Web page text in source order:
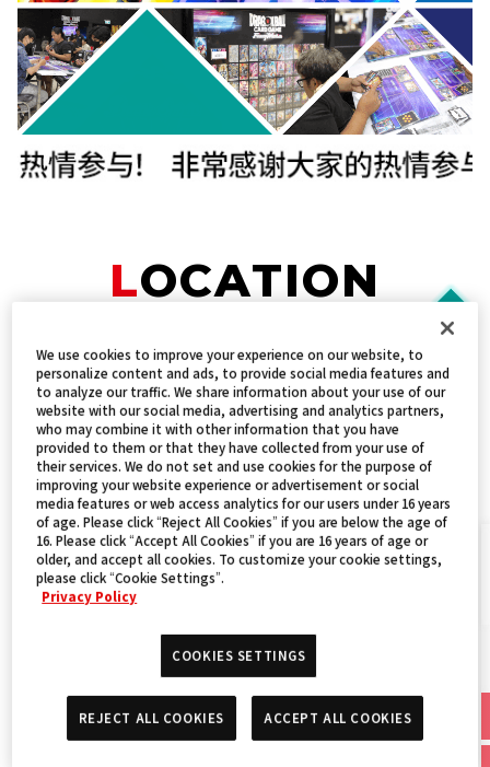
LOCATION
Dallas
September
VIEW MORE
Manila
VIEW MORE
We use cookies to improve your experience on our website, to
personalize content and ads, to provide social media features and
to analyze our traffic. We share information about your use of our
website with our social media, advertising and analytics partners,
who may combine it with other information that you have
provided to them or that they have collected from your use of
their services. We do not set and use cookies for the purpose of
improving your website experience or advertisement or social
media features or web access analytics for our users under 16 years
of age. Please click “Reject All Cookies” if you are below the age of
16. Please click “Accept All Cookies” if you are 16 years of age or
older, and accept all cookies. To customize your cookie settings,
please click “Cookie Settings”.
Privacy Policy
COOKIES SETTINGS
REJECT ALL COOKIES ACCEPT ALL COOKIES